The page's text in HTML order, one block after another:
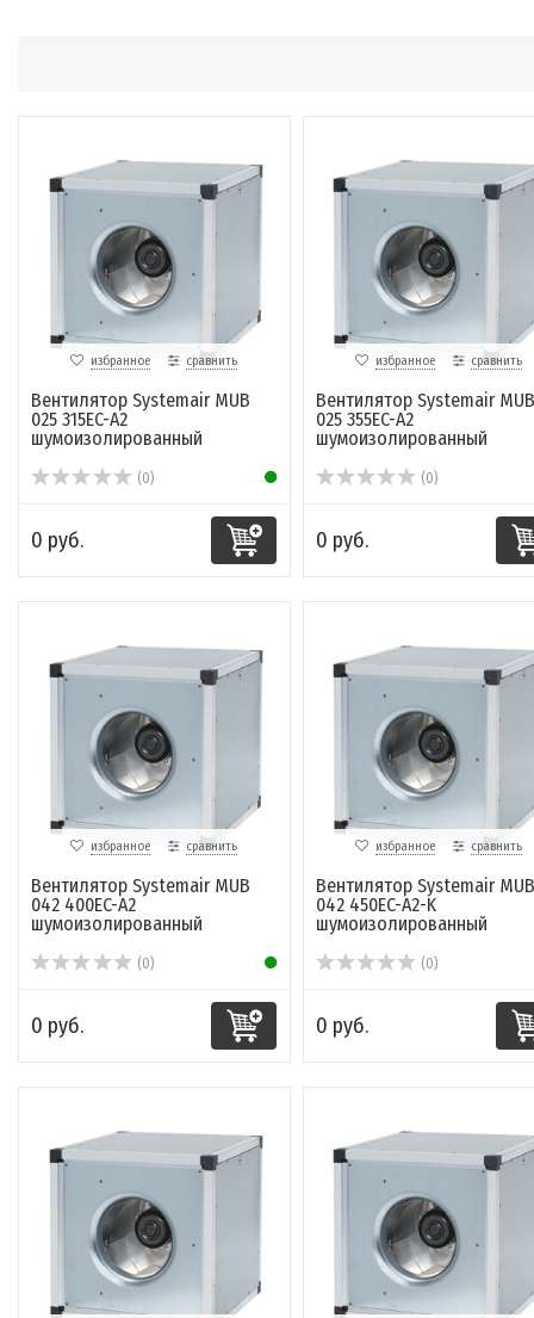
избранное сравнить
Вентилятор Systemair MUB
025 315EC-A2
шумоизолированный
(0)
0 руб.
избранное сравнить
Вентилятор Systemair MUB
025 355EC-A2
шумоизолированный
(0)
0 руб.
избранное сравнить
Вентилятор Systemair MUB
042 400EC-A2
шумоизолированный
(0)
0 руб.
избранное сравнить
Вентилятор Systemair MUB
042 450EC-A2-K
шумоизолированный
(0)
0 руб.